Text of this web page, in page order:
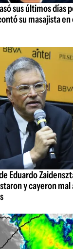
sus últimos días
su masajista
Eduardo
y cayeron mal